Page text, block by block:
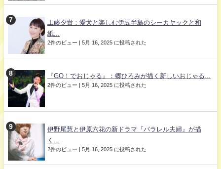
工藤夕貴：愛犬と楽しむ伊豆半島のシーカヤックと和
紙...
2件のビュー | 5月 16, 2025 に投稿された
『GO！でおじゃる』：郷ひろみが描く新しいおじゃる...
2件のビュー | 5月 16, 2025 に投稿された
伊野尾慧と伊原六花の新ドラマ『パラレル夫婦』が描
く...
2件のビュー | 5月 16, 2025 に投稿された